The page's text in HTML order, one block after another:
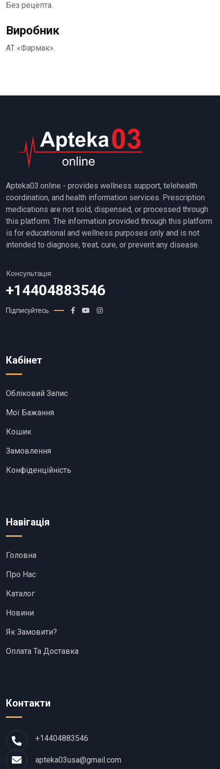
Без рецепта.
Виробник
АТ «Фармак».
Apteka03.online - provides wellness support, telehealth
coordination, and health information services. Prescription
medications are not sold, dispensed, or processed through
this platform. The information provided through this platform
is for educational and wellness purposes only and is not
intended to diagnose, treat, cure, or prevent any disease.
Консультація:
+14404883546
Підписуйтесь
Кабінет
Обліковий Запис
Мої Бажання
Кошик
Замовлення
Конфіденційність
Навігація
Головна
Про Нас
Каталог
Новини
Як Замовити?
Оплата Та Доставка
Контакти
+14404883546
apteka03usa@gmail.com